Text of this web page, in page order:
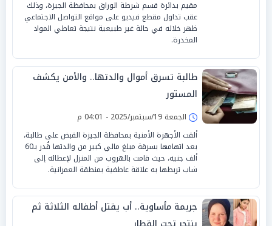
مقيم بدائرة قسم شرطة الوراق بمحافظة الجيزة، وذلك
عقب تداول مقطع فيديو على مواقع التواصل الاجتماعي
ظهر خلاله في حالة غير طبيعية نتيجة تعاطي المواد
المخدرة.
طالبة تسرق أموال والدتها.. والأمن يكشف
المستور
الجمعة 19/سبتمبر/2025 - 04:01 م
ألقت الأجهزة الأمنية بمحافظة الجيزة القبض على طالبة،
بعد اتهامها بسرقة مبلغ مالي كبير من والدتها قُدر بـ60
ألف جنيه، حيث قامت بالهروب من المنزل لإعطائه إلى
شاب تربطها به علاقة عاطفية بمنطقة العمرانية.
جريمة مأساوية.. أب يقتل أطفاله الثلاثة ثم